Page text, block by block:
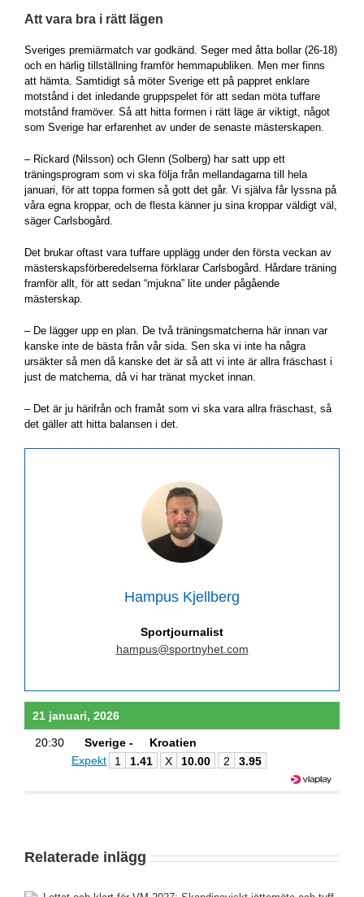
Att vara bra i rätt lägen
Sveriges premiärmatch var godkänd. Seger med åtta bollar (26-18)
och en härlig tillställning framför hemmapubliken. Men mer finns
att hämta. Samtidigt så möter Sverige ett på pappret enklare
motstånd i det inledande gruppspelet för att sedan möta tuffare
motstånd framöver. Så att hitta formen i rätt läge är viktigt, något
som Sverige har erfarenhet av under de senaste mästerskapen.
– Rickard (Nilsson) och Glenn (Solberg) har satt upp ett
träningsprogram som vi ska följa från mellandagarna till hela
januari, för att toppa formen så gott det går. Vi själva får lyssna på
våra egna kroppar, och de flesta känner ju sina kroppar väldigt väl,
säger Carlsbogård.
Det brukar oftast vara tuffare upplägg under den första veckan av
mästerskapsförberedelserna förklarar Carlsbogård. Hårdare träning
framför allt, för att sedan “mjukna” lite under pågående
mästerskap.
– De lägger upp en plan. De två träningsmatcherna här innan var
kanske inte de bästa från vår sida. Sen ska vi inte ha några
ursäkter så men då kanske det är så att vi inte är allra fräschast i
just de matcherna, då vi har tränat mycket innan.
– Det är ju härifrån och framåt som vi ska vara allra fräschast, så
det gäller att hitta balansen i det.
Hampus Kjellberg
Sportjournalist
hampus@sportnyhet.com
21 januari, 2026
20:30 Sverige -
Kroatien
Expekt
1 1.41 X 10.00 2 3.95
Relaterade inlägg